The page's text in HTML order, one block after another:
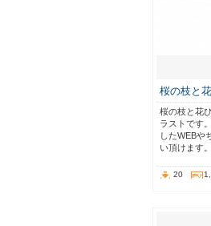
桜の枝と
桜の枝と花
ラストです
したWEBや
い頂けます
20